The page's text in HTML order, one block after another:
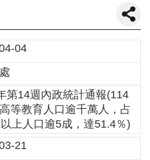
04
第14週內政統計通報(114
等教育人口逾千萬人，占
上人口逾5成，達51.4％)
21